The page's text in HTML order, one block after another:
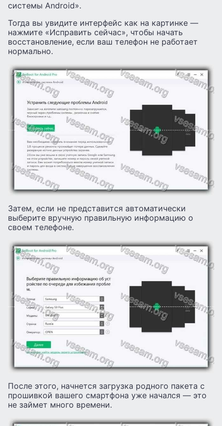
системы Android».
Тогда вы увидите интерфейс как на картинке —
нажмите «Исправить сейчас», чтобы начать
восстановление, если ваш телефон не работает
нормально.
Затем, если не представится автоматически
выберите вручную правильную информацию о
своем телефоне.
После этого, начнется загрузка родного пакета с
прошивкой вашего смартфона уже начался — это
не займет много времени.